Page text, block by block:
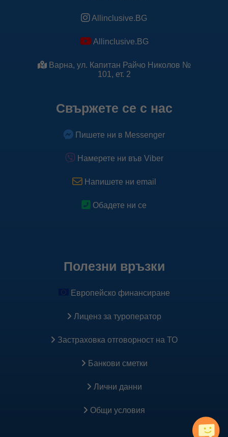
Allinclusive.BG
Allinclusive.BG
Варна, ул. Капитан Райчо Николов №
101, ет. 2
Свържете се с нас
Пишете ни в Messenger
Намерете ни във Viber
Напишете ни email
Обадете ни се
Полезни връзки
Европейско финансиране
Лиценз за туроператор
Застраховка oтговорност на ТО
Банкови сметки
Лични данни
Общи условия